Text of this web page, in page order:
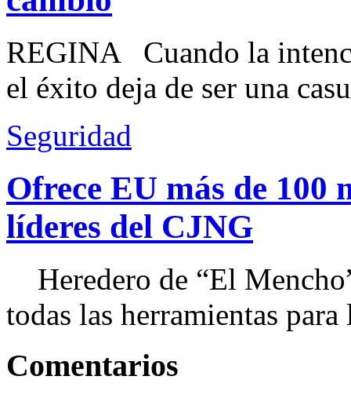
REGINA Cuando la
el éxito deja de ser una
Seguridad
Ofrece EU más de 100
líderes del CJNG
Heredero de “El
todas las herramientas
Comentarios